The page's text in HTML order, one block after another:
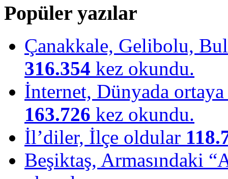
Popüler yazılar
Çanakkale, Gelibolu,
316.354 kez okundu.
İnternet, Dünyada
163.726 kez okundu.
İl’diler, İlçe oldular
Beşiktaş, Armasındaki